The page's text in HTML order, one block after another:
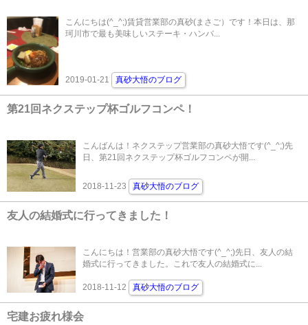
こんにちは(^_^;)賃貸営業部の真砂(まさご）です！本日は、那
珂川市で最も美味しいステーキ・ハンバ...
2019-01-21 真砂大悟のブログ
第21回ネクステップ杯ゴルフコンペ！
こんばんは！ネクステップ営業部の真砂大悟です(^_^;)先
日、第21回ネクステップ杯ゴルフコンペが開...
2018-11-23 真砂大悟のブログ
友人の結婚式に行ってきました！
こんにちは！営業部の真砂大悟です(^_^;)先日、友人の結
婚式に行ってきました。これで友人の結婚式に...
2018-11-12 真砂大悟のブログ
宅建お疲れ様会